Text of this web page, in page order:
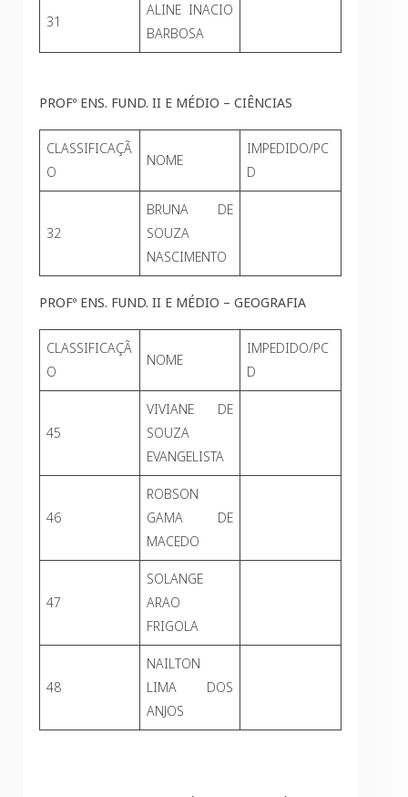
31
ALINE INACIO
BARBOSA
PROFº ENS. FUND. II E MÉDIO – CIÊNCIAS
CLASSIFICAÇÃ
O
NOME
IMPEDIDO/PC
D
32
BRUNA DE
SOUZA
NASCIMENTO
PROFº ENS. FUND. II E MÉDIO – GEOGRAFIA
CLASSIFICAÇÃ
O
NOME
IMPEDIDO/PC
D
45
VIVIANE DE
SOUZA
EVANGELISTA
46
ROBSON
GAMA DE
MACEDO
47
SOLANGE
ARAO
FRIGOLA
48
NAILTON
LIMA DOS
ANJOS